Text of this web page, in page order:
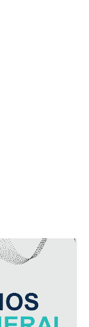
la comunidad,
las
fue posible
el